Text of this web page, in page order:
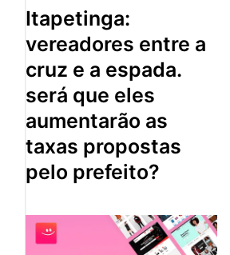
itapetinga:
vereadores entre a
cruz e a espada.
será que eles
aumentarão as
taxas propostas
pelo prefeito?